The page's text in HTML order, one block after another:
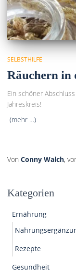
SELBSTHILFE
Räuchern in
Ein schöner
Jahreskreis!
(mehr …)
Von Conny Walch, vor
Kategorien
Ernährung
Rezepte
Gesundheit